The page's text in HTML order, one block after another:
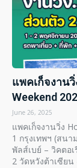
แพคเก็จงานวิ่
Weekend
June 26, 2025
แพคเก็จงานวิ่ง
1 กรุงเทพฯ (สน
พัลส์เบย์ – วิคตอ
2 วัดหวังต้าเซียน